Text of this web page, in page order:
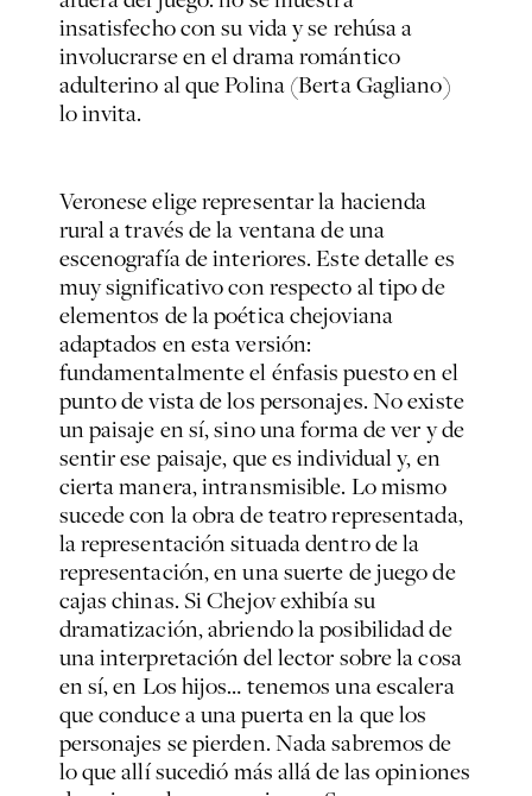
insatisfecho con su vida y se rehúsa a
involucrarse en el drama romántico
adulterino al que Polina (Berta Gagliano)
lo invita.
Veronese elige representar la hacienda
rural a través de la ventana de una
escenografía de interiores. Este detalle es
muy significativo con respecto al tipo de
elementos de la poética chejoviana
adaptados en esta versión:
fundamentalmente el énfasis puesto en el
punto de vista de los personajes. No existe
un paisaje en sí, sino una forma de ver y de
sentir ese paisaje, que es individual y, en
cierta manera, intransmisible. Lo mismo
sucede con la obra de teatro representada,
la representación situada dentro de la
representación, en una suerte de juego de
cajas chinas. Si Chejov exhibía su
dramatización, abriendo la posibilidad de
una interpretación del lector sobre la cosa
en sí, en Los hijos… tenemos una escalera
que conduce a una puerta en la que los
personajes se pierden. Nada sabremos de
lo que allí sucedió más allá de las opiniones